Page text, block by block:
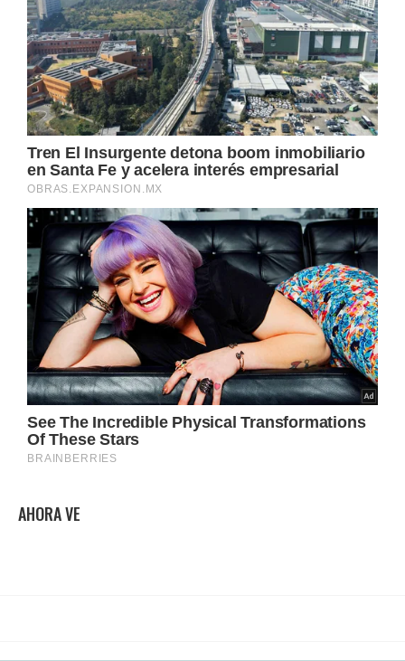
AHORA VE